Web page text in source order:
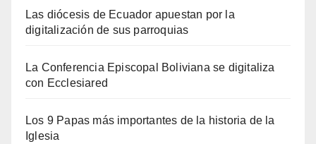
Las diócesis de Ecuador apuestan por la
digitalización de sus parroquias
La Conferencia Episcopal Boliviana se digitaliza
con Ecclesiared
Los 9 Papas más importantes de la historia de la
Iglesia